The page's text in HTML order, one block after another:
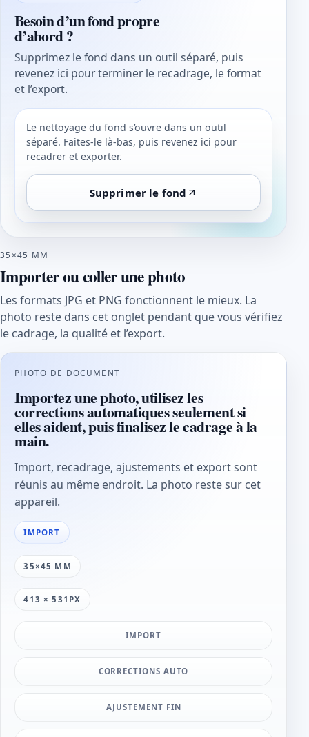
Besoin d’un fond propre
d’abord ?
Supprimez le fond dans un outil séparé, puis
revenez ici pour terminer le recadrage, le format
et l’export.
Le nettoyage du fond s’ouvre dans un outil
séparé. Faites-le là-bas, puis revenez ici pour
recadrer et exporter.
Supprimer le fond
35×45 MM
Importer ou coller une photo
Les formats JPG et PNG fonctionnent le mieux. La
photo reste dans cet onglet pendant que vous vérifiez
le cadrage, la qualité et l’export.
PHOTO DE DOCUMENT
Importez une photo, utilisez les
corrections automatiques seulement si
elles aident, puis finalisez le cadrage à la
main.
Import, recadrage, ajustements et export sont
réunis au même endroit. La photo reste sur cet
appareil.
IMPORT
35×45 MM
413 × 531PX
IMPORT
CORRECTIONS AUTO
AJUSTEMENT FIN